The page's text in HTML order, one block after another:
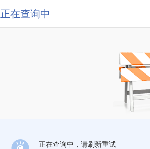
正在查询中
正在查询中，请刷新重试